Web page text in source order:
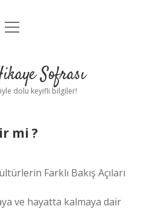
Uyarı
menüyü
Sofrası
dolu keyifli bilgiler!
mi ?
Farklı Bakış Açıları
ve hayatta kalmaya dair